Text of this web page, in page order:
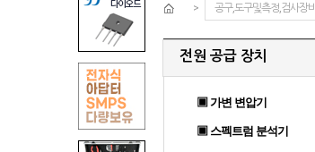
> 공구,도구및측정,검사장비
전원 공급 장치
▣ 가변 변압기
▣ 스펙트럼 분석기